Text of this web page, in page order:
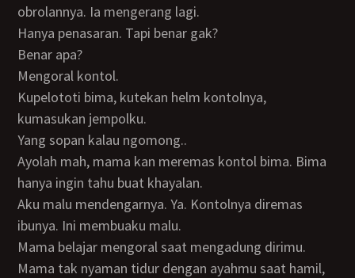
obrolannya. Ia mengerang lagi.
Hanya penasaran. Tapi benar gak?
Benar apa?
Mengoral kontol.
Kupelototi bima, kutekan helm kontolnya,
kumasukan jempolku.
Yang sopan kalau ngomong..
Ayolah mah, mama kan meremas kontol bima. Bima
hanya ingin tahu buat khayalan.
Aku malu mendengarnya. Ya. Kontolnya diremas
ibunya. Ini membuaku malu.
Mama belajar mengoral saat mengadung dirimu.
Mama tak nyaman tidur dengan ayahmu saat hamil,